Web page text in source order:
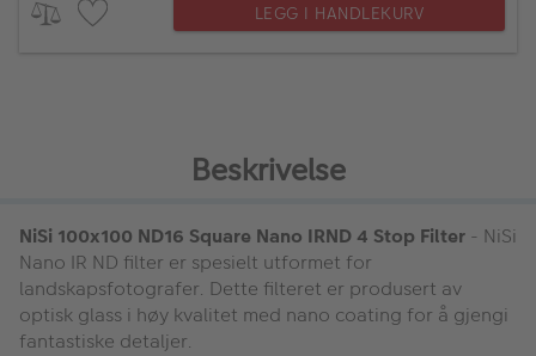
LEGG I HANDLEKURV
Beskrivelse
NiSi 100x100 ND16 Square Nano IRND 4 Stop Filter - NiSi
Nano IR ND filter er spesielt utformet for
landskapsfotografer. Dette filteret er produsert av
optisk glass i høy kvalitet med nano coating for å gjengi
fantastiske detaljer.